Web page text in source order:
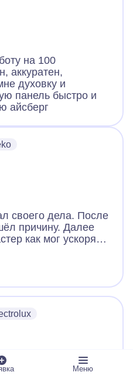
на 100
аккуратен,
духовку и
панель быстро и
айсберг
своего дела. После
причину. Далее
как мог ускорял
работает. Видно,
за клиента. Ещё
спасибо!
Меню